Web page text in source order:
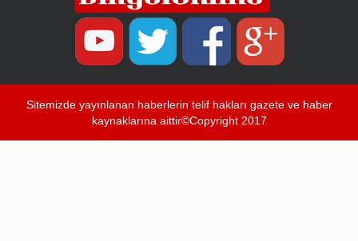
Sitemizde yayınlanan haberlerin telif hakları gazete ve haber
kaynaklarına aittir©Copyright 2017